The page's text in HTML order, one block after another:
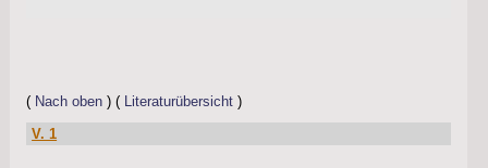
( Nach oben ) ( Literaturübersicht )
V. 1